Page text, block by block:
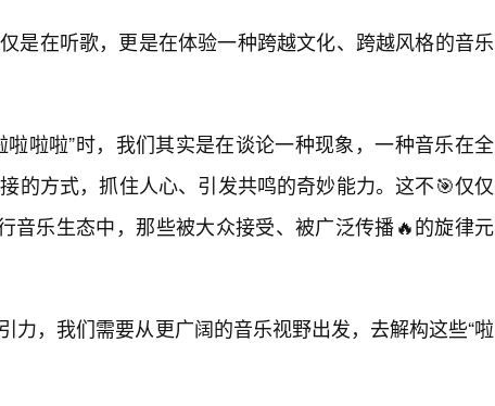
是在听歌，更是在体验一种跨越文化、跨越风格的音乐
啦啦啦”时，我们其实是在谈论一种现象，一种音乐在全
的方式，抓住人心、引发共鸣的奇妙能力。这不🎯仅仅
音乐生态中，那些被大众接受、被广泛传播🔥的旋律元
力，我们需要从更广阔的音乐视野出发，去解构这些“啦